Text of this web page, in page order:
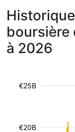
boursière
à 2026
€20B
€25B